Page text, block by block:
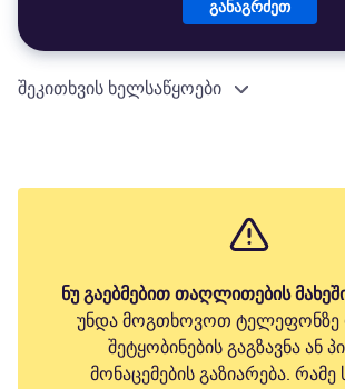
განაგრძეთ
შეკითხვის ხელსაწყოები
ნუ გაებმებით თაღლითების
უნდა მოგთხოვოთ ტელეფონზე
შეტყობინების გაგზავნა ან
მონაცემების გაზიარება. რამე